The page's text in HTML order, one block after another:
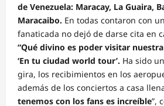
de Venezuela: Maracay, La Guaira,
Maracaibo. En todas contaron con
fanaticada no dejó de darse cita en
“Qué divino es poder visitar
‘En tu ciudad world tour’. Ha sido
gira, los recibimientos en los
además de los conciertos a casa
tenemos con los fans es increíble”,